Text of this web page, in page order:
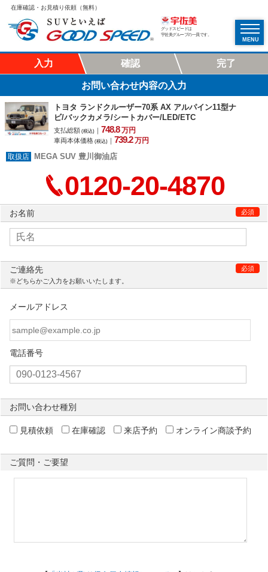
在庫確認・お見積り依頼（無料）
グッドスピードは
宇佐美グループの一員です。
MENU
入力 確認 完了
お問い合わせ内容の入力
トヨタ ランドクルーザー70系 AX アルパイン11型ナ
ビ/バックカメラ/シートカバー/LED/ETC
支払総額 (税込) 748.8 万円
車両本体価格 (税込) 739.2 万円
MEGA SUV 豊川御油店
0120-20-4870
お名前 必須
ご連絡先
必須
※どちらかご入力をお願いいたします。
メールアドレス
電話番号
お問い合わせ種別
見積依頼 在庫確認 来店予約 オンライン商談予約
ご質問・ご要望